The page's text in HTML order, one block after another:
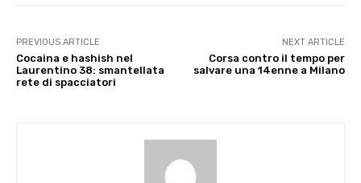
PREVIOUS ARTICLE
Cocaina e hashish nel
Laurentino 38: smantellata
rete di spacciatori
NEXT ARTICLE
Corsa contro il tempo per
salvare una 14enne a Milano